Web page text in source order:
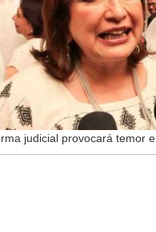
judicial provocará temor